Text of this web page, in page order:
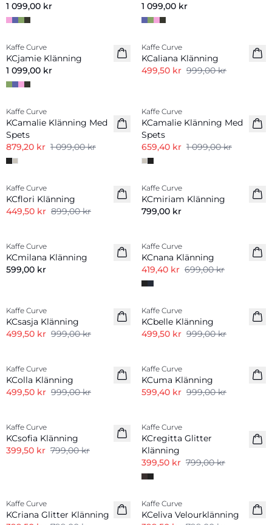
1 099,00 kr
1 099,00 kr
Kaffe Curve
KCjamie Klänning
1 099,00 kr
-50%
Kaffe Curve
KCaliana Klänning
499,50 kr 999,00 kr
-20%
Kaffe Curve
KCamalie Klänning Med
Spets
879,20 kr 1 099,00 kr
Kaffe Curve
KCamalie Klänning Med
Spets
659,40 kr 1 099,00 kr
-50%
Kaffe Curve
KCflori Klänning
449,50 kr 899,00 kr
Nyhet
Kaffe Curve
KCmiriam Klänning
799,00 kr
Kaffe Curve
KCmilana Klänning
599,00 kr
Kaffe Curve
KCnana Klänning
419,40 kr 699,00 kr
Kaffe Curve
KCsasja Klänning
499,50 kr 999,00 kr
-50%
Kaffe Curve
KCbelle Klänning
499,50 kr 999,00 kr
Kaffe Curve
KColla Klänning
499,50 kr 999,00 kr
Kaffe Curve
KCuma Klänning
599,40 kr 999,00 kr
Kaffe Curve
KCsofia Klänning
399,50 kr 799,00 kr
Kaffe Curve
KCregitta Glitter
Klänning
399,50 kr 799,00 kr
Kaffe Curve
KCriana Glitter Klänning
-50%
Kaffe Curve
KCeliva Velourklänning